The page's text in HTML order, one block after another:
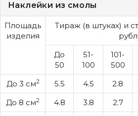
Наклейки из смолы
Площадь
изделия
Тираж (в штуках) и
До
50
51-
100
101-
500
До 3 см2 5.5 4.5 2.8
До 8 см2 4.8 3.8 2.7